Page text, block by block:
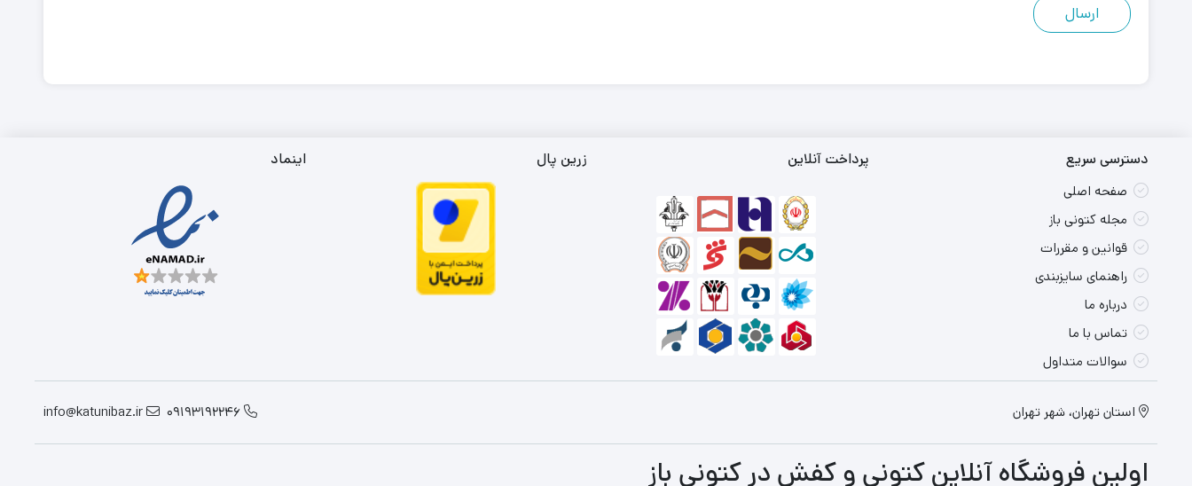
دسترسی سریع
صفحه اصلی
مجله کتونی باز
قوانین و مقررات
راهنمای سایزبندی
درباره ما
تماس با ما
سوالات متداول
پرداخت آنلاین زرین پال اینماد
استان تهران، شهر تهران 09193192246
info@katunibaz.ir
اولین فروشگاه آنلاین کتونی و کفش در کتونی باز